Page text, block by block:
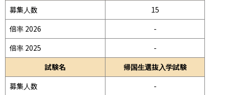
募集人数
15
倍率 2026
-
倍率 2025
-
試験名
帰国生選抜入学試験
募集人数
-